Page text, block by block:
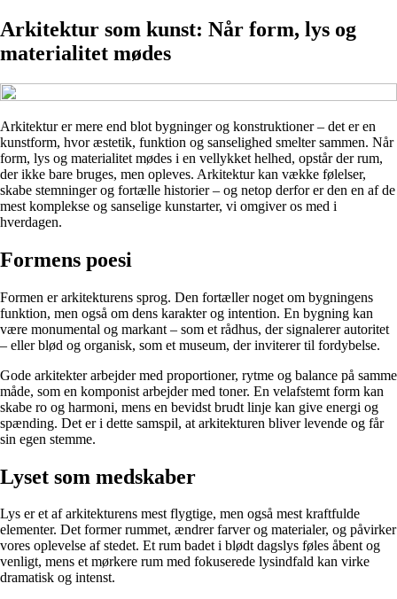
Arkitektur som kunst: Når form, lys og
materialitet mødes
Arkitektur er mere end blot bygninger og konstruktioner – det er en
kunstform, hvor æstetik, funktion og sanselighed smelter sammen. Når
form, lys og materialitet mødes i en vellykket helhed, opstår der rum,
der ikke bare bruges, men opleves. Arkitektur kan vække følelser,
skabe stemninger og fortælle historier – og netop derfor er den en af de
mest komplekse og sanselige kunstarter, vi omgiver os med i
hverdagen.
Formens poesi
Formen er arkitekturens sprog. Den fortæller noget om bygningens
funktion, men også om dens karakter og intention. En bygning kan
være monumental og markant – som et rådhus, der signalerer autoritet
– eller blød og organisk, som et museum, der inviterer til fordybelse.
Gode arkitekter arbejder med proportioner, rytme og balance på samme
måde, som en komponist arbejder med toner. En velafstemt form kan
skabe ro og harmoni, mens en bevidst brudt linje kan give energi og
spænding. Det er i dette samspil, at arkitekturen bliver levende og får
sin egen stemme.
Lyset som medskaber
Lys er et af arkitekturens mest flygtige, men også mest kraftfulde
elementer. Det former rummet, ændrer farver og materialer, og påvirker
vores oplevelse af stedet. Et rum badet i blødt dagslys føles åbent og
venligt, mens et mørkere rum med fokuserede lysindfald kan virke
dramatisk og intenst.